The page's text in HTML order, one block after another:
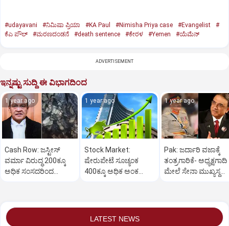
#udayavani #ನಿಮಿಷಾ ಪ್ರಿಯಾ #KA Paul #Nimisha Priya case #Evangelist
#
ಕೆಎ ಪೌಲ್
#ಮರಣದಂಡನೆ #death sentence #ಕೇರಳ #Yemen #ಯೆಮೆನ್‌
ADVERTISEMENT
ಇನ್ನಷ್ಟು ಸುದ್ದಿ ಈ ವಿಭಾಗದಿಂದ
1 year ago
Cash Row: ಜಸ್ಟೀಸ್‌
ವರ್ಮಾ ವಿರುದ್ಧ 200ಕ್ಕೂ
ಅಧಿಕ ಸಂಸದರಿಂದ
1 year ago
Stock Market:
ಷೇರುಪೇಟೆ ಸೂಚ್ಯಂಕ
400ಕ್ಕೂ ಅಧಿಕ ಅಂಕ
1 year ago
Pak: ಜರ್ದಾರಿ ವಜಾಕ್ಕೆ
ತಂತ್ರಗಾರಿಕೆ- ಅಧ್ಯಕ್ಷಗಾದಿ
ಮೇಲೆ ಸೇನಾ ಮುಖ್ಯಸ್ಥ
LATEST NEWS